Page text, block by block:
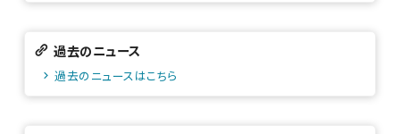
過去のニュース
過去のニュースはこちら